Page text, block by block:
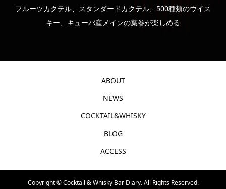
フルーツカクテル、スタンダードカクテル、500種類のウイス
キー、キューバ産メインの葉巻が楽しめる
ABOUT
NEWS
COCKTAIL&WHISKY
BLOG
ACCESS
Copyright ©Cocktail & Whisky Bar Diary. All Rights Reserved.